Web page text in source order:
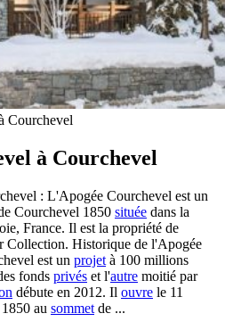
Courchevel
à Courchevel
: L'Apogée Courchevel est un
Courchevel 1850 située dans la
France. Il est la propriété de
Collection. Historique de l'Apogée
est un projet à 100 millions
fonds privés et l'autre moitié par
débute en 2012. Il ouvre le 11
au sommet de ...